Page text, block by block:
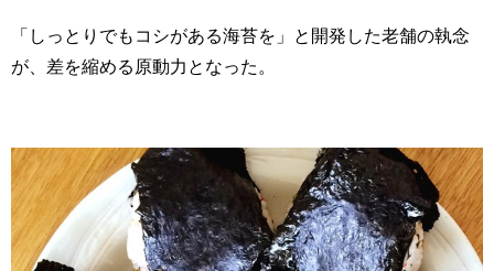
「しっとりでもコシがある海苔を」と開発した老舗の執念
が、差を縮める原動力となった。